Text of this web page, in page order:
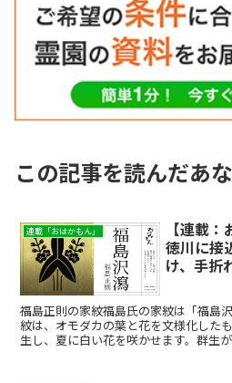
この記事を読んだあ
連載「おはかもん」
【連載
徳川に接
け、手折
福島正則の家紋福島氏の家紋は「福島
紋は、オモダカの葉と花を文様化した
生し、夏に白い花を咲かせます。群生